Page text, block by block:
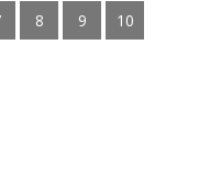
8 9 10